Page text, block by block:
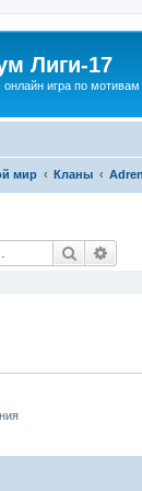
Лиги-17
онлайн игра по
мир Кланы
Поиск